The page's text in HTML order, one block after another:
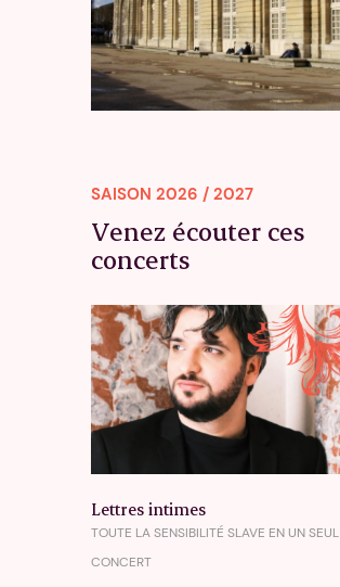
SAISON 2026 / 2027
Venez écouter ces
concerts
Lettres intimes
TOUTE LA SENSIBILITÉ SLAVE EN UN SEUL
CONCERT